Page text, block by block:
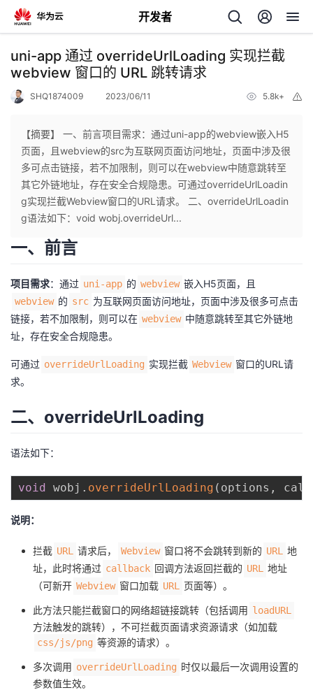
开发者
返
回
个
人
我
发
者
我
播
活
动
的
关
的
我
Programs
uni-app 通过 overrideUrlLoading 实现拦截
webview 窗口的 URL 跳转请求
SHQ1874009 2023/06/11 5.8k+
【摘要】 一、前言项目需求：通过uni-app的webview嵌入H5
页面，且webview的src为互联网页面访问地址，页面中涉及很
多可点击链接，若不加限制，则可以在webview中随意跳转至
其它外链地址，存在安全合规隐患。可通过overrideUrlLoadin
g实现拦截Webview窗口的URL请求。 二、overrideUrlLoadin
g语法如下：void wobj.overrideUrl...
一、前言
项目需求：通过 uni-app 的 webview 嵌入H5页面，且
webview 的 src 为互联网页面访问地址，页面中涉及很多可点击
链接，若不加限制，则可以在 webview 中随意跳转至其它外链地
址，存在安全合规隐患。
可通过 overrideUrlLoading 实现拦截 Webview 窗口的URL请
求。
二、overrideUrlLoading
语法如下：
void wobj . overrideUrlLoading ( options ,
说明：
拦截 URL 请求后， Webview 窗口将不会跳转到新的 URL 地
址，此时将通过 callback 回调方法返回拦截的 URL 地址
（可新开 Webview 窗口加载 URL 页面等）。
此方法只能拦截窗口的网络超链接跳转（包括调用 loadURL
方法触发的跳转），不可拦截页面请求资源请求（如加载
css/js/png 等资源的请求）。
多次调用 overrideUrlLoading 时仅以最后一次调用设置的
参数值生效。